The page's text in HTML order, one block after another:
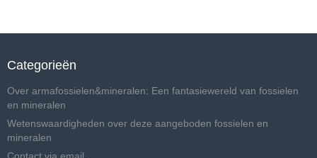
Categorieën
Over armafossielen&mineralen: Een fantasiewereld van fossielen
en mineralen
Wetenswaardigheden over deze aangeboden fossielen en
mineralen